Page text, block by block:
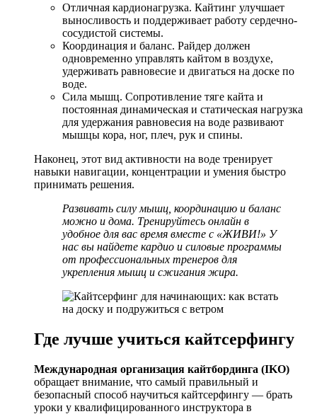
Отличная кардионагрузка. Кайтинг улучшает
выносливость и поддерживает работу сердечно-
сосудистой системы.
Координация и баланс. Райдер должен
одновременно управлять кайтом в воздухе,
удерживать равновесие и двигаться на доске по
воде.
Сила мышц. Сопротивление тяге кайта и
постоянная динамическая и статическая нагрузка
для удержания равновесия на воде развивают
мышцы кора, ног, плеч, рук и спины.
Наконец, этот вид активности на воде тренирует
навыки навигации, концентрации и умения быстро
принимать решения.
Развивать силу мышц, координацию и баланс
можно и дома. Тренируйтесь онлайн в
удобное для вас время вместе с «ЖИВИ!» У
нас вы найдете кардио и силовые программы
от профессиональных тренеров для
укрепления мышц и сжигания жира.
Где лучше учиться кайтсерфингу
Международная организация кайтбординга (IKO)
обращает внимание, что самый правильный и
безопасный способ научиться кайтсерфингу — брать
уроки у квалифицированного инструктора в